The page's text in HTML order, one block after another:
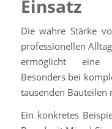
Einsatz
Die wahre Stärke
professionellen
ermöglicht eine
Besonders bei
tausenden Bauteilen
Ein konkretes